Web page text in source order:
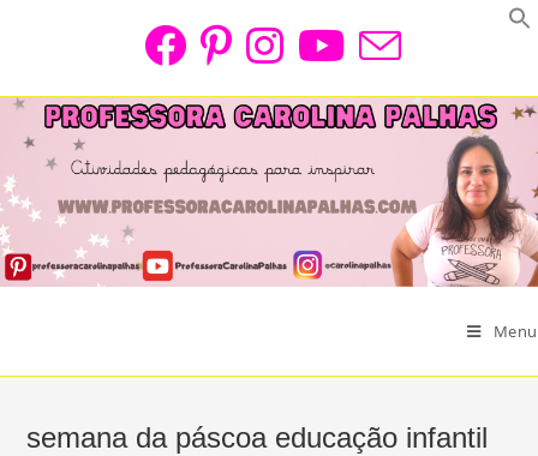
Menu
semana da páscoa educação infantil